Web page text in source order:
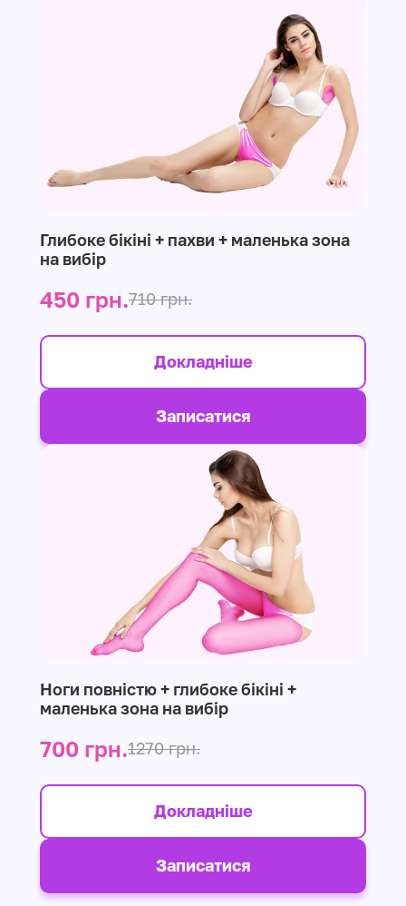
Глибоке бікіні + пахви + маленька зона
на вибір
450 грн.710 грн.
Докладніше
Записатися
Ноги повністю + глибоке бікіні +
маленька зона на вибір
700 грн.1270 грн.
Докладніше
Записатися